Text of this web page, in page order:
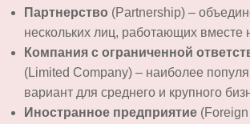
Партнерство (Partnership) –
нескольких лиц, работающих вместе
Компания с ограниченной
(Limited Company) – наиболее
вариант для среднего и крупного
Иностранное предприятие